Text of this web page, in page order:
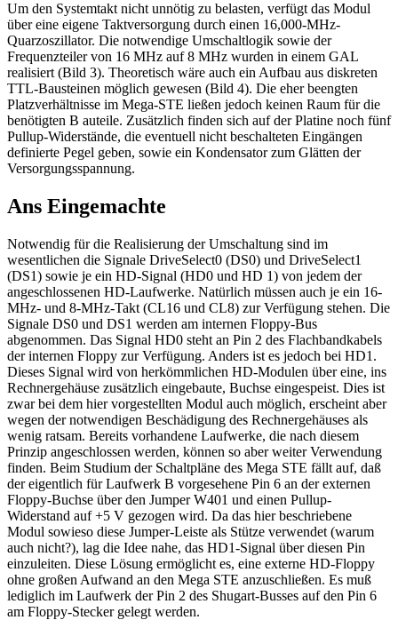
Um den Systemtakt nicht unnötig zu belasten, verfügt das Modul
über eine eigene Taktversorgung durch einen 16,000-MHz-
Quarzoszillator. Die notwendige Umschaltlogik sowie der
Frequenzteiler von 16 MHz auf 8 MHz wurden in einem GAL
realisiert (Bild 3). Theoretisch wäre auch ein Aufbau aus diskreten
TTL-Bausteinen möglich gewesen (Bild 4). Die eher beengten
Platzverhältnisse im Mega-STE ließen jedoch keinen Raum für die
benötigten B auteile. Zusätzlich finden sich auf der Platine noch fünf
Pullup-Widerstände, die eventuell nicht beschalteten Eingängen
definierte Pegel geben, sowie ein Kondensator zum Glätten der
Versorgungsspannung.
Ans Eingemachte
Notwendig für die Realisierung der Umschaltung sind im
wesentlichen die Signale DriveSelect0 (DS0) und DriveSelect1
(DS1) sowie je ein HD-Signal (HD0 und HD 1) von jedem der
angeschlossenen HD-Laufwerke. Natürlich müssen auch je ein 16-
MHz- und 8-MHz-Takt (CL16 und CL8) zur Verfügung stehen. Die
Signale DS0 und DS1 werden am internen Floppy-Bus
abgenommen. Das Signal HD0 steht an Pin 2 des Flachbandkabels
der internen Floppy zur Verfügung. Anders ist es jedoch bei HD1.
Dieses Signal wird von herkömmlichen HD-Modulen über eine, ins
Rechnergehäuse zusätzlich eingebaute, Buchse eingespeist. Dies ist
zwar bei dem hier vorgestellten Modul auch möglich, erscheint aber
wegen der notwendigen Beschädigung des Rechnergehäuses als
wenig ratsam. Bereits vorhandene Laufwerke, die nach diesem
Prinzip angeschlossen werden, können so aber weiter Verwendung
finden. Beim Studium der Schaltpläne des Mega STE fällt auf, daß
der eigentlich für Laufwerk B vorgesehene Pin 6 an der externen
Floppy-Buchse über den Jumper W401 und einen Pullup-
Widerstand auf +5 V gezogen wird. Da das hier beschriebene
Modul sowieso diese Jumper-Leiste als Stütze verwendet (warum
auch nicht?), lag die Idee nahe, das HD1-Signal über diesen Pin
einzuleiten. Diese Lösung ermöglicht es, eine externe HD-Floppy
ohne großen Aufwand an den Mega STE anzuschließen. Es muß
lediglich im Laufwerk der Pin 2 des Shugart-Busses auf den Pin 6
am Floppy-Stecker gelegt werden.